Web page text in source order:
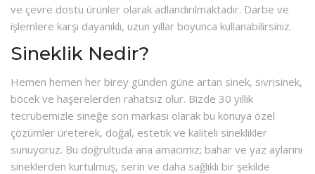
ve çevre dostu ürünler olarak adlandırılmaktadır. Darbe ve
işlemlere karşı dayanıklı, uzun yıllar boyunca kullanabilirsiniz.
Sineklik Nedir?
Hemen hemen her birey günden güne artan sinek, sivrisinek,
böcek ve haşerelerden rahatsız olur. Bizde 30 yıllık
tecrübemizle sineğe son markası olarak bu konuya özel
çözümler üreterek, doğal, estetik ve kaliteli sineklikler
sunuyoruz. Bu doğrultuda ana amacımız; bahar ve yaz aylarını
sineklerden kurtulmuş, serin ve daha sağlıklı bir şekilde